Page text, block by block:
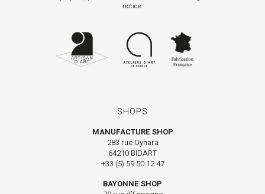
notice.
SHOPS
MANUFACTURE SHOP
283 rue Oyhara
64210 BIDART
+33 (5) 59 50 12 47
BAYONNE SHOP